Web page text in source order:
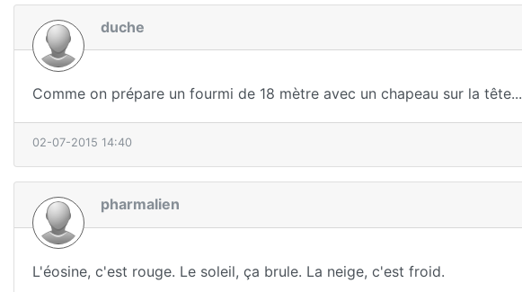
duche
Comme on prépare un fourmi de 18 mètre avec un chapeau sur la tête...
02-07-2015 14:40
pharmalien
L'éosine, c'est rouge. Le soleil, ça brule. La neige, c'est froid.